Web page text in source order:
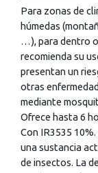
Para zonas de
húmedas
…), para dentro
recomienda su
presentan un
otras
mediante
Ofrece hasta 6
Con IR3535
una sustancia
de insectos. La